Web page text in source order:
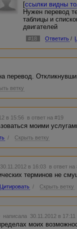
[ссылки видны
Нужен перевод
таблицы и
двигателей
#18 Ответить /
перевод.
ветку
в 15:56 в ответ на #19
моими
/ Скрыть ветку
в 16:03 в ответ на
терминов не
Цитировать / Скрыть ветку
написала 30.11.2012 в
моих